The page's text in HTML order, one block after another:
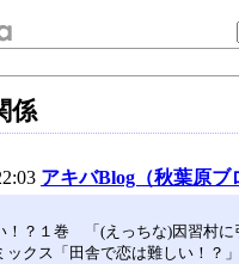
係
アキバBlog（秋葉原ブ
！？１巻 「(えっちな)因習村に
ックス「田舎で恋は難しい！？